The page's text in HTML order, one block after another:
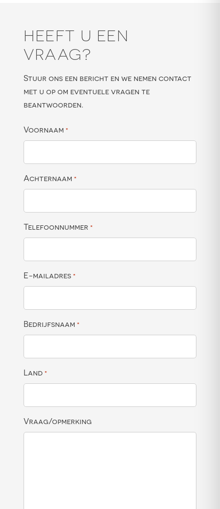
HEEFT U EEN
VRAAG?
Stuur ons een bericht en we nemen contact
met u op om eventuele vragen te
beantwoorden.
Voornaam *
Achternaam *
Telefoonnummer *
E-mailadres *
Bedrijfsnaam *
Land *
Vraag/opmerking